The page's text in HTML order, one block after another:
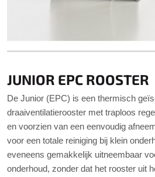
JUNIOR EPC ROOSTER
De Junior (EPC) is een thermisch
draaiventilatierooster met traploos
en voorzien van een eenvoudig
voor een totale reiniging bij klein
eveneens gemakkelijk uitneembaar
onderhoud, zonder dat het rooster uit